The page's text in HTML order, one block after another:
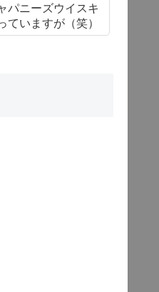
パニーズウイスキ
ていますが（笑）